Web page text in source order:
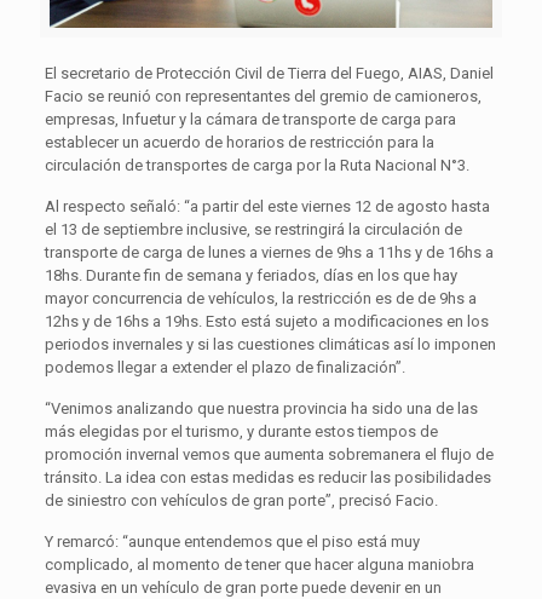
El secretario de Protección Civil de Tierra del Fuego, AIAS, Daniel
Facio se reunió con representantes del gremio de camioneros,
empresas, Infuetur y la cámara de transporte de carga para
establecer un acuerdo de horarios de restricción para la
circulación de transportes de carga por la Ruta Nacional N°3.
Al respecto señaló: “a partir del este viernes 12 de agosto hasta
el 13 de septiembre inclusive, se restringirá la circulación de
transporte de carga de lunes a viernes de 9hs a 11hs y de 16hs a
18hs. Durante fin de semana y feriados, días en los que hay
mayor concurrencia de vehículos, la restricción es de de 9hs a
12hs y de 16hs a 19hs. Esto está sujeto a modificaciones en los
periodos invernales y si las cuestiones climáticas así lo imponen
podemos llegar a extender el plazo de finalización”.
“Venimos analizando que nuestra provincia ha sido una de las
más elegidas por el turismo, y durante estos tiempos de
promoción invernal vemos que aumenta sobremanera el flujo de
tránsito. La idea con estas medidas es reducir las posibilidades
de siniestro con vehículos de gran porte”, precisó Facio.
Y remarcó: “aunque entendemos que el piso está muy
complicado, al momento de tener que hacer alguna maniobra
evasiva en un vehículo de gran porte puede devenir en un